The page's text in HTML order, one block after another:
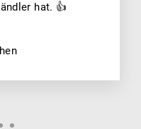
hat. 👍